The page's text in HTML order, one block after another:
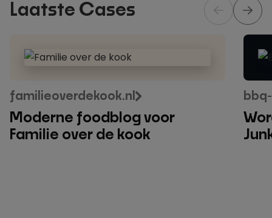
Laatste Cases
Moderne foodblog voor
Familie over de kook
familieoverdekook.nl
foodblog
Familie
over
de
kook
voor
BBQ